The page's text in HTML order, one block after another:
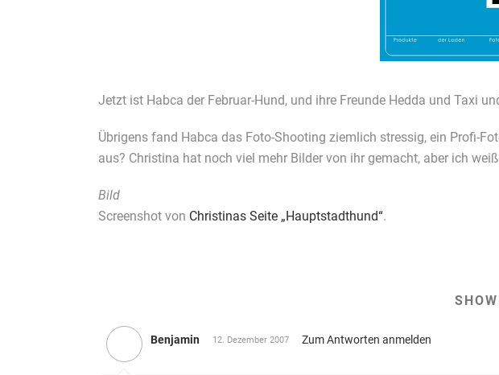
Jetzt ist Habca der Februar-Hund, und ihre Freunde Hedda und Taxi
Übrigens fand Habca das Foto-Shooting ziemlich stressig, ein Profi-
aus? Christina hat noch viel mehr Bilder von ihr gemacht, aber ich
Bild
Screenshot von Christinas Seite „Hauptstadthund“.
Benjamin 12. Dezember 2007 Zum Antworten anmelden